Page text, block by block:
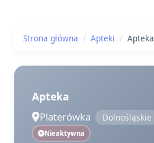
Strona główna Apteki Apteka
Apteka
Platerówka Dolnośląskie
Nieaktywna